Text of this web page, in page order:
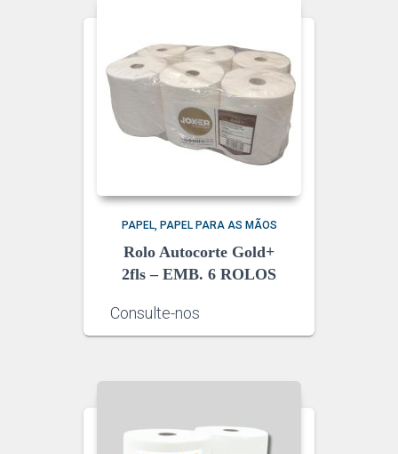
PAPEL PAPEL PARA AS MÃOS
Rolo Autocorte Gold+
2fls – EMB. 6 ROLOS
Consulte-nos